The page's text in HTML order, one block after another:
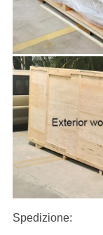
Spedizione: